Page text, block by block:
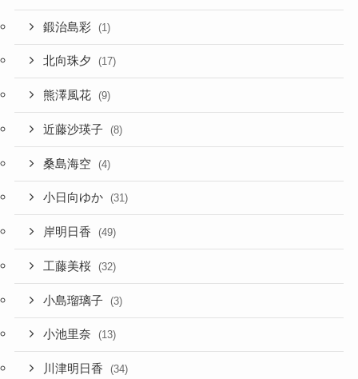
鍛治島彩 (1)
北向珠夕 (17)
熊澤風花 (9)
近藤沙瑛子 (8)
桑島海空 (4)
小日向ゆか (31)
岸明日香 (49)
工藤美桜 (32)
小島瑠璃子 (3)
小池里奈 (13)
川津明日香 (34)